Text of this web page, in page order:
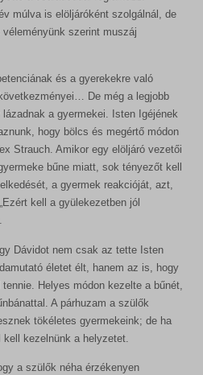
múlva is elöljáróként szolgálnál, de
szerint muszáj
és a gyerekekre való
De még a legjobb
a gyermekei. Isten Igéjének
hogy bölcs és megértő módon
Strauch. Amikor egy elöljáró vezetői
bűne miatt, sok tényezőt kell
a gyermek reakcióját, azt,
kell a gyülekezetben jól
Dávidot nem csak az tette Isten
életet élt, hanem az is, hogy
Helyes módon kezelte a bűnét,
A párhuzam a szülők
tökéletes gyermekeink; de ha
kezelnünk a helyzetet.
a szülők néha érzékenyen